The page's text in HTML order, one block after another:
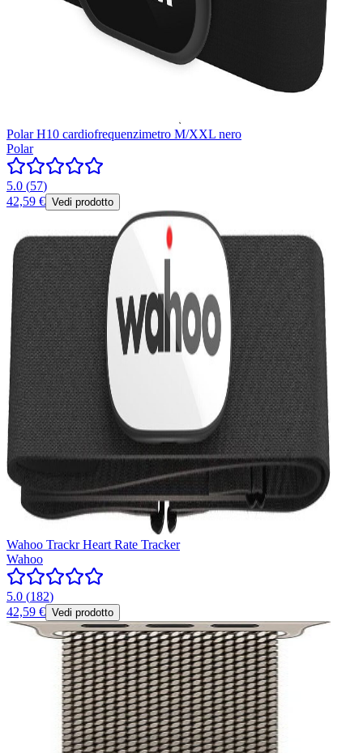
Polar H10 cardiofrequenzimetro M/XXL nero
Polar
5.0 (57)
42,59 € Vedi prodotto
Wahoo Trackr Heart Rate Tracker
Wahoo
5.0 (182)
42,59 € Vedi prodotto